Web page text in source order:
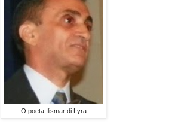
O poeta Ilismar di Lyra